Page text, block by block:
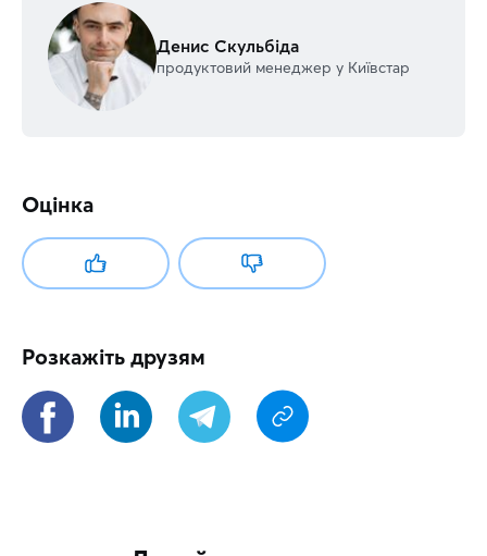
Денис Скульбіда
продуктовий менеджер у Київстар
Оцінка
Розкажіть друзям